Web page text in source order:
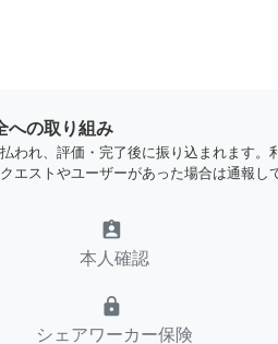
への取り組み
われ、評価・完了後に振り込まれます。
エストやユーザーがあった場合は通報し
assignment_ind
本人確認
lock
シェアワーカー保険